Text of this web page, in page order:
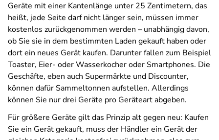
Geräte mit einer Kantenlänge unter 25 Zentimetern, das
heißt, jede Seite darf nicht länger sein, müssen immer
kostenlos zurückgenommen werden – unabhängig davon,
ob Sie sie in dem bestimmten Laden gekauft haben oder
dort ein neues Gerät kaufen. Darunter fallen zum Beispiel
Toaster, Eier- oder Wasserkocher oder Smartphones. Die
Geschäfte, eben auch Supermärkte und Discounter,
können dafür Sammeltonnen aufstellen. Allerdings
können Sie nur drei Geräte pro Geräteart abgeben.
Für größere Geräte gilt das Prinzip alt gegen neu: Kaufen
Sie ein Gerät gekauft, muss der Händler ein Gerät der